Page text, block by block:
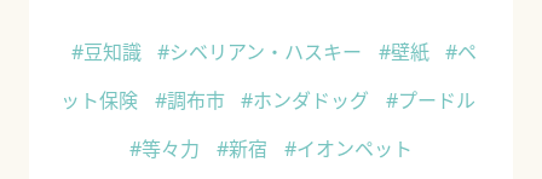
#豆知識 #シベリアン・ハスキー #壁紙
#ペ
ット保険
#調布市 #ホンダドッグ
#プードル
#等々力
#新宿 #イオンペット